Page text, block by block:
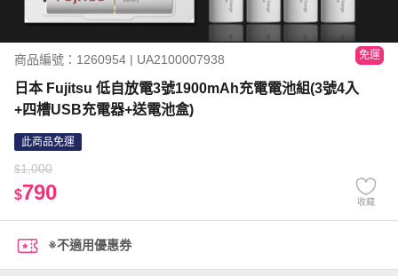
商品編號：1260954 | UA2100007938 免運
日本 Fujitsu 低自放電3號1900mAh充電電池組(3號4入
+四槽USB充電器+送電池盒)
此商品免運
$1,000
$790 收藏
※不適用優惠券